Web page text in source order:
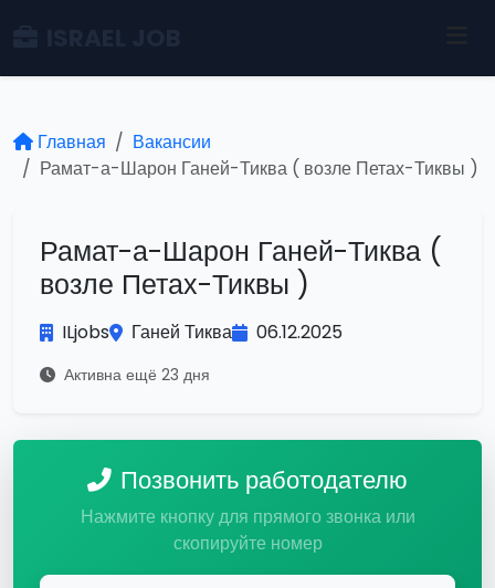
Главная
Вакансии
Рамат-а-Шарон Ганей-Тиква ( возле Петах-Тиквы )
Рамат-а-Шарон Ганей-Тиква (
возле Петах-Тиквы )
ILjobs Ганей Тиква 06.12.2025
Активна ещё 23 дня
Позвонить работодателю
Нажмите кнопку для прямого звонка или
скопируйте номер